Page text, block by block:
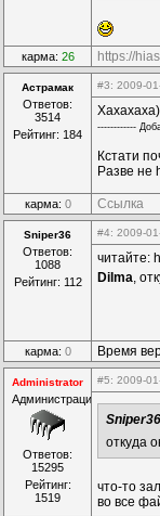
карма: 26 https://
Астрамак
Ответов:
3514
Рейтинг: 184
#3: 2009-
------------
Кстати
Разве не
карма: 0 Ссылка
Sniper36
Ответов:
1088
Рейтинг: 112
#4: 2009-
читайте:
Dilma,
карма: 0
Время
%time%
Administrator
Администрация
Ответов:
15295
Рейтинг:
1519
#5: 2009-
откуда
что-то
во все